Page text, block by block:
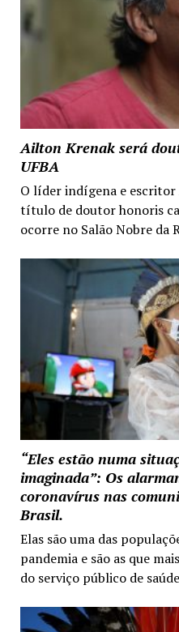
Ailton Krenak será
UFBA
O líder indígena e
título de doutor honoris
ocorre no Salão Nobre da
“Eles estão numa
imaginada”: Os
coronavírus nas
Brasil.
Elas são uma das
pandemia e são as que
do serviço público de